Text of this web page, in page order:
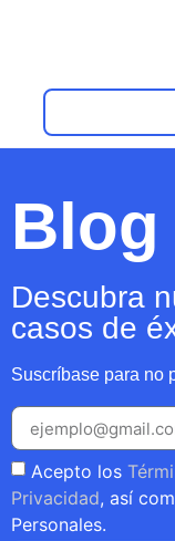
Blog
Descubra
casos de
Suscríbase para no
Acepto los
Privacidad, así
Personales.